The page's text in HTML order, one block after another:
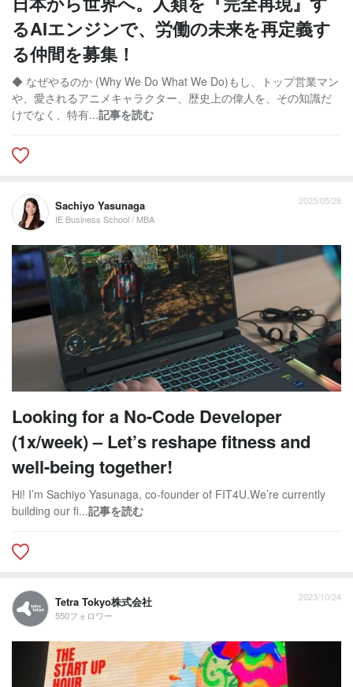
るAIエンジンで、労働の未来を再定義す
る仲間を募集！
◆ なぜやるのか (Why We Do What We Do)もし、トップ営業マン
や、愛されるアニメキャラクター、歴史上の偉人を、その知識だ
けでなく、特有...記事を読む
Sachiyo Yasunaga
IE Business School / MBA
2025/05/28
Looking for a No-Code Developer
(1x/week) – Let’s reshape fitness and
well-being together!
Hi! I’m Sachiyo Yasunaga, co-founder of FIT4U.We’re currently
building our fi...記事を読む
Tetra Tokyo株式会社
550フォロワー
2023/10/24